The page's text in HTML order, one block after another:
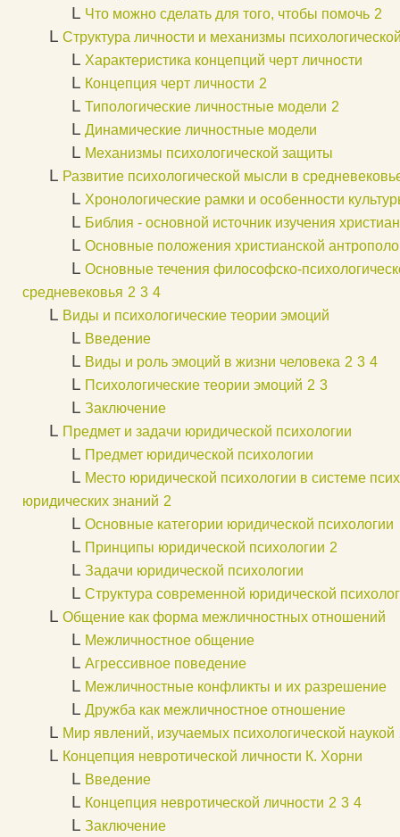
L Что можно сделать для того, чтобы помочь 2
L Структура личности и механизмы
L Характеристика концепций черт личности
L Концепция черт личности 2
L Типологические личностные модели 2
L Динамические личностные модели
L Механизмы психологической защиты
L Развитие психологической мысли в
L Хронологические рамки и особенности
L Библия - основной источник изучения
L Основные положения христианской
L Основные течения философско-
средневековья 2 3 4
L Виды и психологические теории эмоций
L Введение
L Виды и роль эмоций в жизни человека 2 3 4
L Психологические теории эмоций 2 3
L Заключение
L Предмет и задачи юридической психологии
L Предмет юридической психологии
L Место юридической психологии в системе
юридических знаний 2
L Основные категории юридической психологии
L Принципы юридической психологии 2
L Задачи юридической психологии
L Структура современной юридической
L Общение как форма межличностных отношений
L Межличностное общение
L Агрессивное поведение
L Межличностные конфликты и их разрешение
L Дружба как межличностное отношение
L Мир явлений, изучаемых психологической наукой
L Концепция невротической личности К. Хорни
L Введение
L Концепция невротической личности 2 3 4
L Заключение